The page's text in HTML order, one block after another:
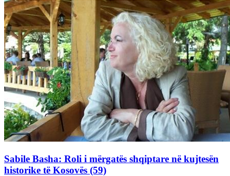
Sabile Basha: Roli i mërgatës shqiptare në kujtesën
historike të Kosovës (59)